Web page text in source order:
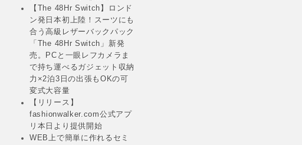
【The 48Hr Switch】ロンド
ン発日本初上陸！スーツにも
合う高級レザーバックパック
「The 48Hr Switch」新発
売。PCと一眼レフカメラま
で持ち運べるガジェット収納
力×2泊3日の出張もOKの可
変式大容量
【リリース】
fashionwalker.com公式アプ
リ本日より提供開始
WEB上で簡単に作れるセミ